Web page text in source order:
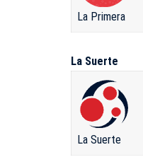
La Primera
La Suerte
La Suerte